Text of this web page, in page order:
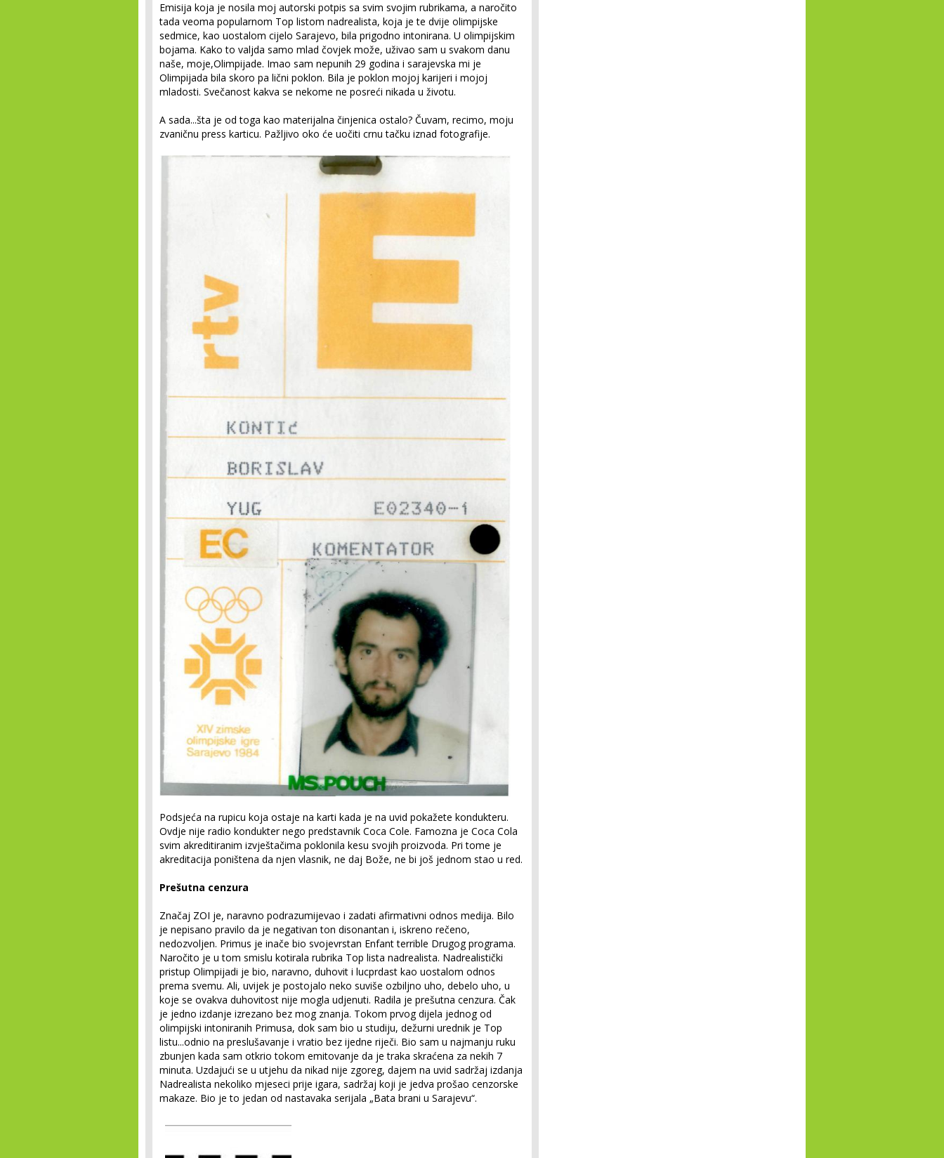
Emisija koja je nosila moj autorski potpis sa svim svojim rubrikama, a naročito
tada veoma popularnom Top listom nadrealista, koja je te dvije olimpijske
sedmice, kao uostalom cijelo Sarajevo, bila prigodno intonirana. U olimpijskim
bojama. Kako to valjda samo mlad čovjek može, uživao sam u svakom danu
naše, moje,Olimpijade. Imao sam nepunih 29 godina i sarajevska mi je
Olimpijada bila skoro pa lični poklon. Bila je poklon mojoj karijeri i mojoj
mladosti. Svečanost kakva se nekome ne posreći nikada u životu.
A sada...šta je od toga kao materijalna činjenica ostalo? Čuvam, recimo, moju
zvaničnu press karticu. Pažljivo oko će uočiti crnu tačku iznad fotografije.
Podsjeća na rupicu koja ostaje na karti kada je na uvid pokažete kondukteru.
Ovdje nije radio kondukter nego predstavnik Coca Cole. Famozna je Coca Cola
svim akreditiranim izvještačima poklonila kesu svojih proizvoda. Pri tome je
akreditacija poništena da njen vlasnik, ne daj Bože, ne bi još jednom stao u red.
Prešutna cenzura
Značaj ZOI je, naravno podrazumijevao i zadati afirmativni odnos medija. Bilo
je nepisano pravilo da je negativan ton disonantan i, iskreno rečeno,
nedozvoljen. Primus je inače bio svojevrstan Enfant terrible Drugog programa.
Naročito je u tom smislu kotirala rubrika Top lista nadrealista. Nadrealistički
pristup Olimpijadi je bio, naravno, duhovit i lucprdast kao uostalom odnos
prema svemu. Ali, uvijek je postojalo neko suviše ozbiljno uho, debelo uho, u
koje se ovakva duhovitost nije mogla udjenuti. Radila je prešutna cenzura. Čak
je jedno izdanje izrezano bez mog znanja. Tokom prvog dijela jednog od
olimpijski intoniranih Primusa, dok sam bio u studiju, dežurni urednik je Top
listu...odnio na preslušavanje i vratio bez ijedne riječi. Bio sam u najmanju ruku
zbunjen kada sam otkrio tokom emitovanje da je traka skraćena za nekih 7
minuta. Uzdajući se u utjehu da nikad nije zgoreg, dajem na uvid sadržaj izdanja
Nadrealista nekoliko mjeseci prije igara, sadržaj koji je jedva prošao cenzorske
makaze. Bio je to jedan od nastavaka serijala „Bata brani u Sarajevu“.